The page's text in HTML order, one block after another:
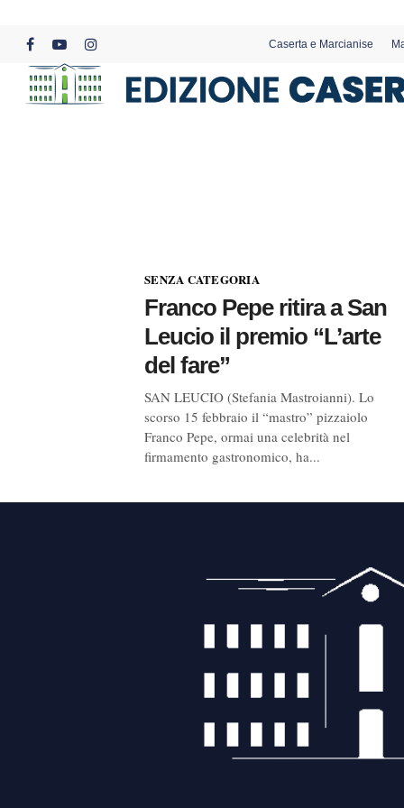
content
facebookyoutubeinstagram
Caserta e Marcianise
SENZA CATEGORIA
Franco Pepe ritira a San
Leucio il premio “L’arte
del fare”
SAN LEUCIO (Stefania Mastroianni). Lo
scorso 15 febbraio il “mastro” pizzaiolo
Franco Pepe, ormai una celebrità nel
firmamento gastronomico, ha...